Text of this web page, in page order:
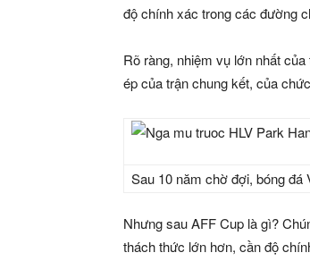
độ chính xác trong các đường
Rõ ràng, nhiệm vụ lớn nhất
ép của trận chung kết, của
Sau 10 năm chờ đợi, bóng
Nhưng sau AFF Cup là gì?
thách thức lớn hơn, cần độ